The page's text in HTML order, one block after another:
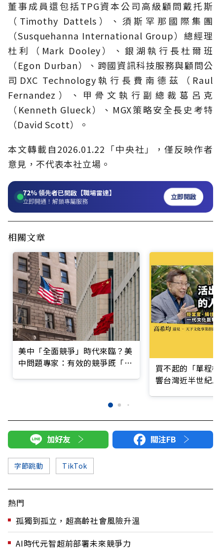
董事成員還包括TPG資本公司高級顧問戴托斯
（Timothy Dattels）、須斯罕那國際集團
（Susquehanna International Group）總經理
杜利（Mark Dooley）、銀湖執行長杜爾班
（Egon Durban）、跨國資訊科技服務與顧問公
司DXC Technology執行長費南德茲（Raul
Fernandez）、甲骨文執行副總裁葛呂克
（Kenneth Glueck）、MGX策略安全長史考特
（David Scott）。
本文轉載自2026.01.22「中央社」，僅反映作者
意見，不代表本社立場。
72%領先者已開啟【職場雷達】
立即開通！解鎖專屬服務 立即開啟
相關文章
美中「全面競爭」時代來臨？美
中問題專家：有效的競爭既「防
買不起的「單程
響台灣近半世紀
加好友 關注FB
字節跳動 TikTok
熱門
孤獨到孤立，超高齡社會風險升溫
AI時代元智超前部署未來競爭力